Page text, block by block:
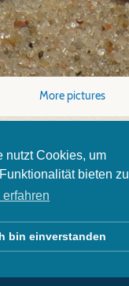
nutzt Cookies, um
bieten zu
erfahren
bin einverstanden
More pictures